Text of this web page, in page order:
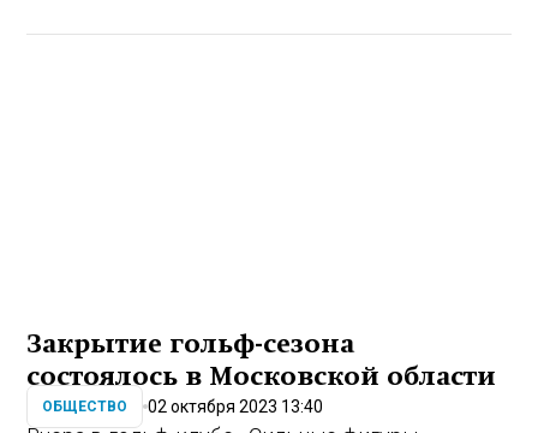
Закрытие гольф-сезона
состоялось в Московской области
ОБЩЕСТВО 02 октября 2023 13:40